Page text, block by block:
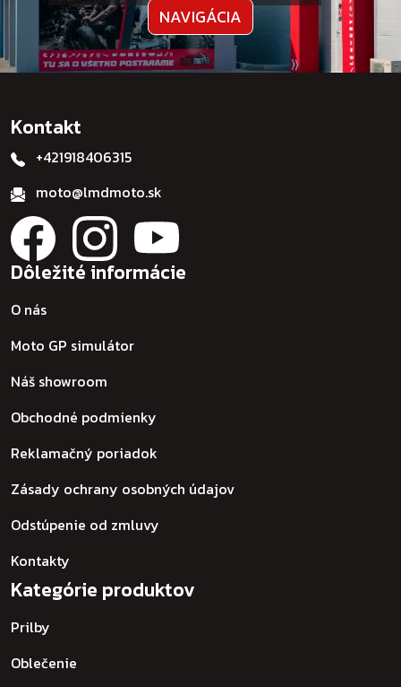
NAVIGÁCIA
Kontakt
+421918406315
moto@lmdmoto.sk
Dôležité informácie
O nás
Moto GP simulátor
Náš showroom
Obchodné podmienky
Reklamačný poriadok
Zásady ochrany osobných údajov
Odstúpenie od zmluvy
Kontakty
Kategórie produktov
Prilby
Oblečenie